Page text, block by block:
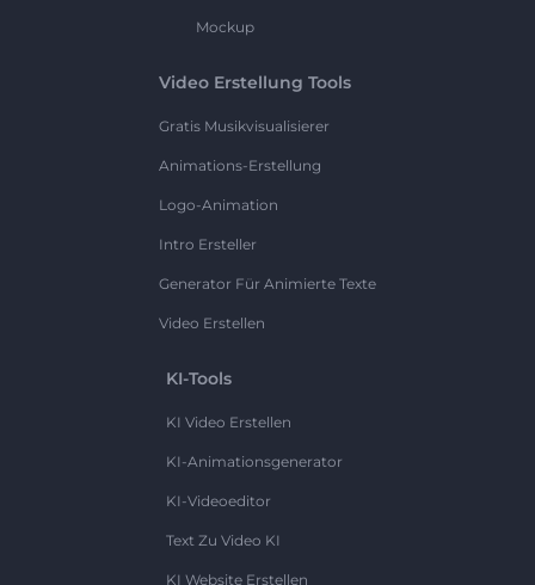
Mockup
Video Erstellung Tools
Gratis Musikvisualisierer
Animations-Erstellung
Logo-Animation
Intro Ersteller
Generator Für Animierte Texte
Video Erstellen
KI-Tools
KI Video Erstellen
KI-Animationsgenerator
KI-Videoeditor
Text Zu Video KI
KI Website Erstellen